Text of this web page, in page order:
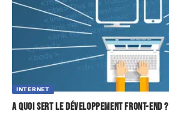
INTERNET
A quoi sert le développement Front-end ?